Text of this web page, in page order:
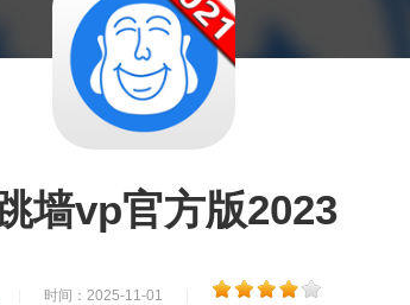
墙vp官方版2023
时间：2025-11-01